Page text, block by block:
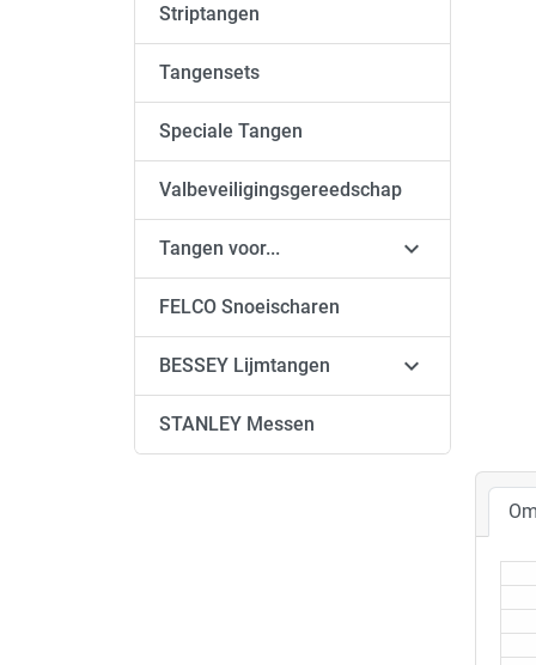
Striptangen
Tangensets
Speciale Tangen
Valbeveiligingsgereedschap
Tangen voor... 
FELCO Snoeischaren
BESSEY Lijmtangen 
STANLEY Messen